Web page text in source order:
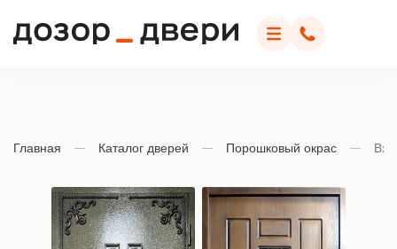
Дозор Двери
МенюПозвонить
Главная Каталог дверей Порошковый окрас